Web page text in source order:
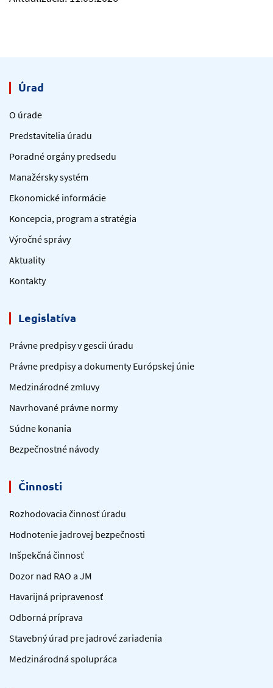
Úrad
O úrade
Predstavitelia úradu
Poradné orgány predsedu
Manažérsky systém
Ekonomické informácie
Koncepcia, program a stratégia
Výročné správy
Aktuality
Kontakty
Legislatíva
Právne predpisy v gescii úradu
Právne predpisy a dokumenty Európskej únie
Medzinárodné zmluvy
Navrhované právne normy
Súdne konania
Bezpečnostné návody
Činnosti
Rozhodovacia činnosť úradu
Hodnotenie jadrovej bezpečnosti
Inšpekčná činnosť
Dozor nad RAO a JM
Havarijná pripravenosť
Odborná príprava
Stavebný úrad pre jadrové zariadenia
Medzinárodná spolupráca